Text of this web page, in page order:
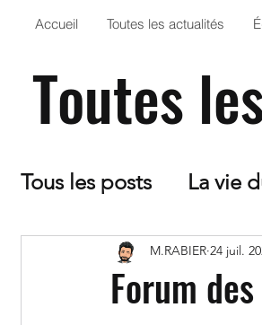
Accueil Toutes les actualités
Toutes
Tous les posts La vie
5ème -
Forum
M.RABIER 24 juil.